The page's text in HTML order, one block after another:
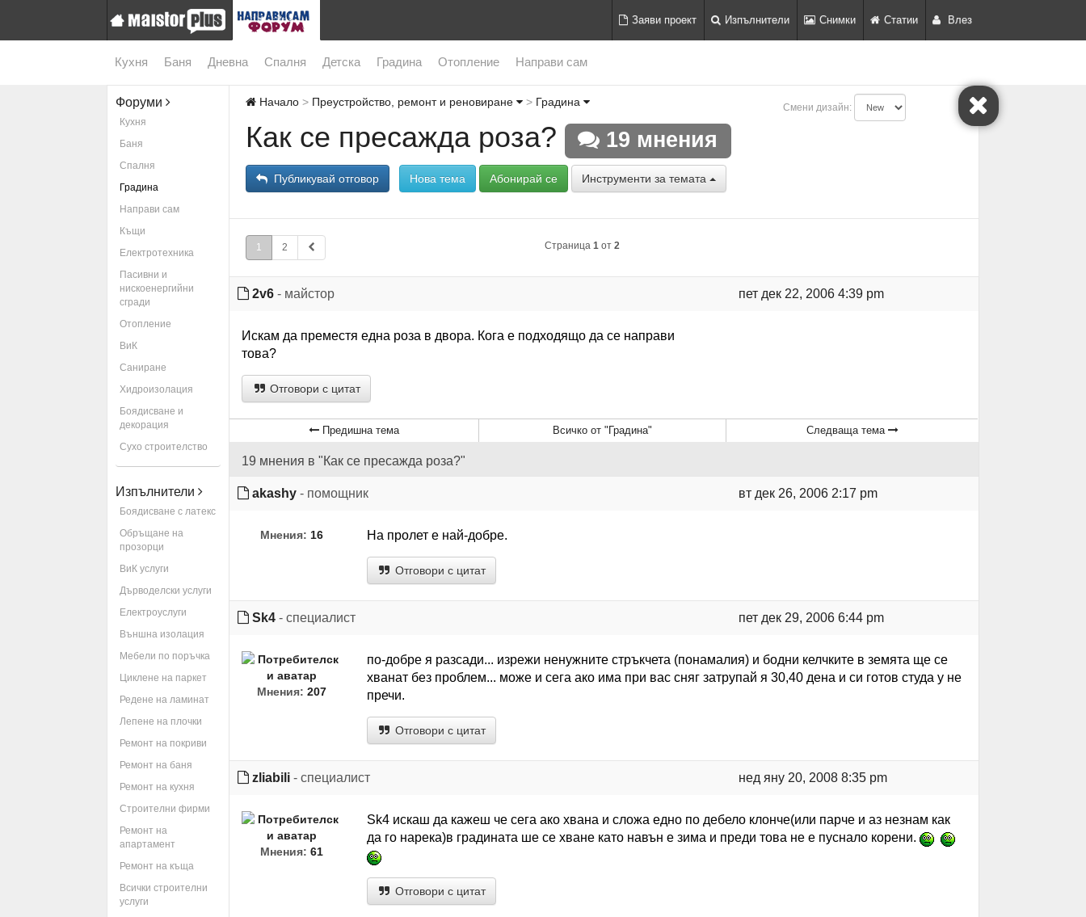
Заяви проект Изпълнители Снимки Статии Влез
Кухня Баня Дневна Спалня Детска Градина Отопление Направи сам
Форуми
Кухня
Баня
Спалня
Градина
Направи сам
Къщи
Електротехника
Пасивни и
нискоенергийни
сгради
Отопление
ВиК
Саниране
Хидроизолация
Боядисване и
декорация
Сухо строителство
Изпълнители
Боядисване с латекс
Обръщане на
прозорци
ВиК услуги
Дърводелски услуги
Електроуслуги
Външна изолация
Мебели по поръчка
Циклене на паркет
Редене на ламинат
Лепене на плочки
Ремонт на покриви
Ремонт на баня
Ремонт на кухня
Строителни фирми
Ремонт на
апартамент
Ремонт на къща
Всички строителни
услуги
Начало Преустройство, ремонт и реновиране Градина Смени дизайн:
Как се пресажда роза? 19 мнения
Публикувай отговор Нова тема Абонирай се Инструменти за темата
1 2 Страница 1от 2
2v6 - майстор пет дек 22, 2006 4:39 pm
Искам да преместя една роза в двора. Кога е подходящо да се направи
това?
Отговори с цитат
Предишна тема Всичко от "Градина" Следваща тема
19 мнения в "Как се пресажда роза?"
akashy - помощник вт дек 26, 2006 2:17 pm
Мнения: 16 На пролет е най-добре.
Отговори с цитат
Sk4 - специалист пет дек 29, 2006 6:44 pm
Мнения: 207
по-добре я разсади... изрежи ненужните стръкчета (понамалия) и бодни келчките в земята ще се
хванат без проблем... може и сега ако има при вас сняг затрупай я 30,40 дена и си готов студа у не
пречи.
Отговори с цитат
zliabili - специалист нед яну 20, 2008 8:35 pm
Мнения: 61
Sk4 искаш да кажеш че сега ако хвана и сложа едно по дебело клонче(или парче и аз незнам как
да го нарека)в градината ше се хване като навън е зима и преди това не е пуснало корени.
Отговори с цитат